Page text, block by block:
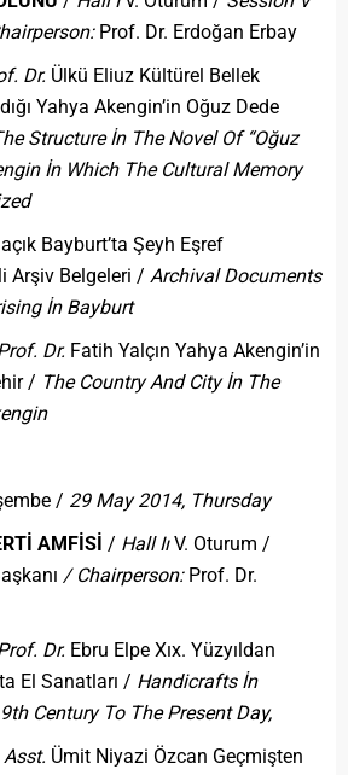
Prof. Dr. Erdoğan Erbay
Dr. Ülkü Eliuz Kültürel Bellek
Yahya Akengin’in Oğuz Dede
Structure İn The Novel Of “Oğuz
İn Which The Cultural Memory
Bayburt’ta Şeyh Eşref
Arşiv Belgeleri / Archival Documents
İn Bayburt
Dr. Fatih Yalçın Yahya Akengin’in
/ The Country And City İn The
/ 29 May 2014, Thursday
AMFİSİ / Hall IıV. Oturum /
/ Chairperson: Prof. Dr.
Dr. Ebru Elpe Xıx. Yüzyıldan
El Sanatları / Handicrafts İn
Century To The Present Day,
Ümit Niyazi Özcan Geçmişten